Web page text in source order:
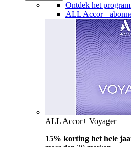
Ontdek het
ALL Accor+
ALL Accor+ Voyager
15% korting het hele